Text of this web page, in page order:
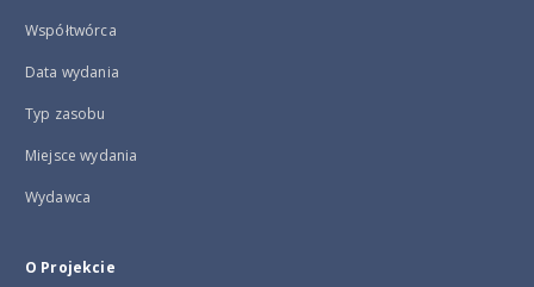
Współtwórca
Data wydania
Typ zasobu
Miejsce wydania
Wydawca
O Projekcie